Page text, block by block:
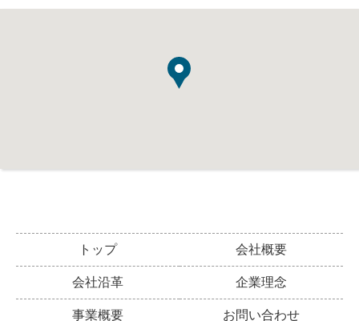
トップ 会社概要
会社沿革 企業理念
事業概要 お問い合わせ